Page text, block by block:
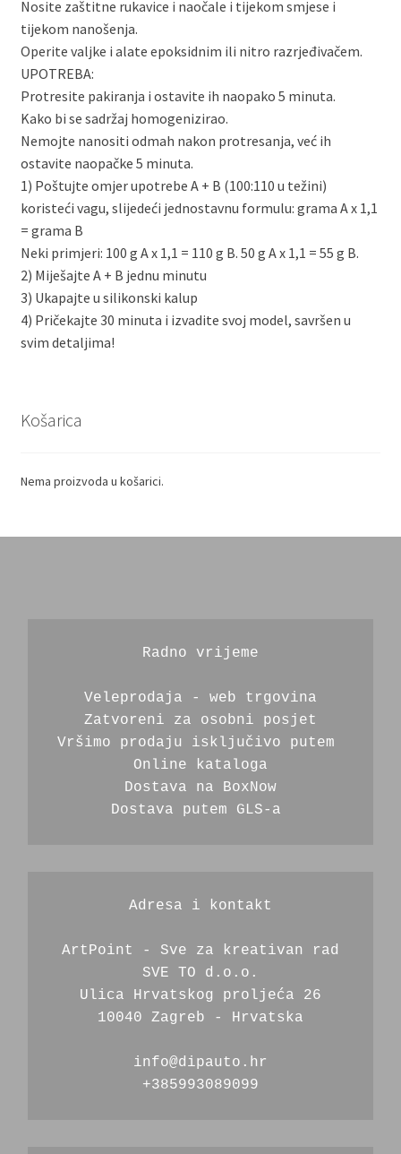
Nosite zaštitne rukavice i naočale i tijekom smjese i
tijekom nanošenja.
Operite valjke i alate epoksidnim ili nitro razrjeđivačem.
UPOTREBA:
Protresite pakiranja i ostavite ih naopako 5 minuta.
Kako bi se sadržaj homogenizirao.
Nemojte nanositi odmah nakon protresanja, već ih
ostavite naopačke 5 minuta.
1) Poštujte omjer upotrebe A + B (100:110 u težini)
koristeći vagu, slijedeći jednostavnu formulu: grama A x 1,1
= grama B
Neki primjeri: 100 g A x 1,1 = 110 g B. 50 g A x 1,1 = 55 g B.
2) Miješajte A + B jednu minutu
3) Ukapajte u silikonski kalup
4) Pričekajte 30 minuta i izvadite svoj model, savršen u
svim detaljima!
Košarica
Nema proizvoda u košarici.
Radno vrijeme
Veleprodaja - web trgovina
Zatvoreni za osobni posjet
Vršimo prodaju isključivo putem
Online kataloga
Dostava na BoxNow
Dostava putem GLS-a
Adresa i kontakt
ArtPoint - Sve za kreativan rad
SVE TO d.o.o.
Ulica Hrvatskog proljeća 26
10040 Zagreb - Hrvatska
info@dipauto.hr
+385993089099